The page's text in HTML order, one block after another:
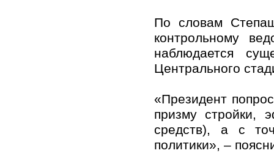
По словам
контрольному
наблюдается
Центрального
«Президент
призму стройки,
средств), а с
политики», –